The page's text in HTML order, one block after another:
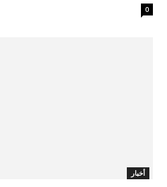
0
أخبار